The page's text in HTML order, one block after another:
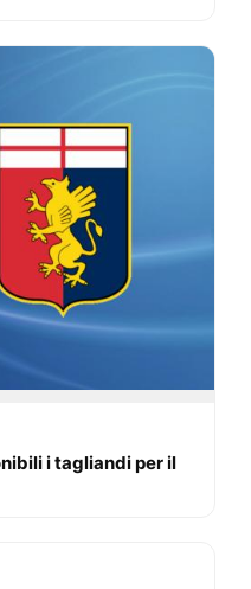
i tagliandi per il